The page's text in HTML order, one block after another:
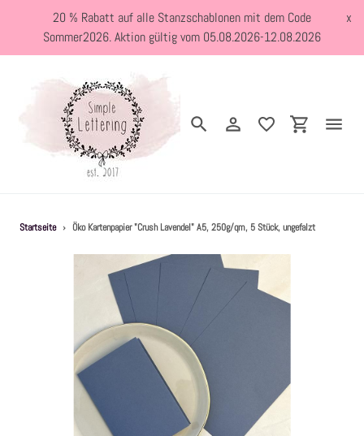
Inhalt
20 % Rabatt auf alle Stanzschablonen mit dem Code
Sommer2026. Aktion gültig vom 05.08.2026-12.08.2026
x
SuchenEinloggen
Holzstempel
Clear Stamps
Startseite › Öko Kartenpapier "Crush Lavendel" A5, 250g/qm, 5 Stück, ungefalzt